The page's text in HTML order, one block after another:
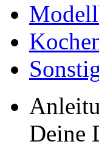
Deine